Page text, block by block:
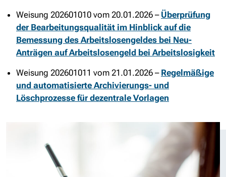
Weisung 202601010 vom 20.01.2026 – Überprüfung
der Bearbeitungsqualität im Hinblick auf die
Bemessung des Arbeitslosengeldes bei Neu-
Anträgen auf Arbeitslosengeld bei Arbeitslosigkeit
Weisung 202601011 vom 21.01.2026 – Regelmäßige
und automatisierte Archivierungs- und
Löschprozesse für dezentrale Vorlagen